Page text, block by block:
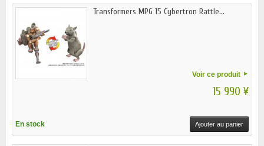
Transformers MPG 15 Cybertron Rattle...
Voir ce produit
15 990 ¥
En stock Ajouter au panier